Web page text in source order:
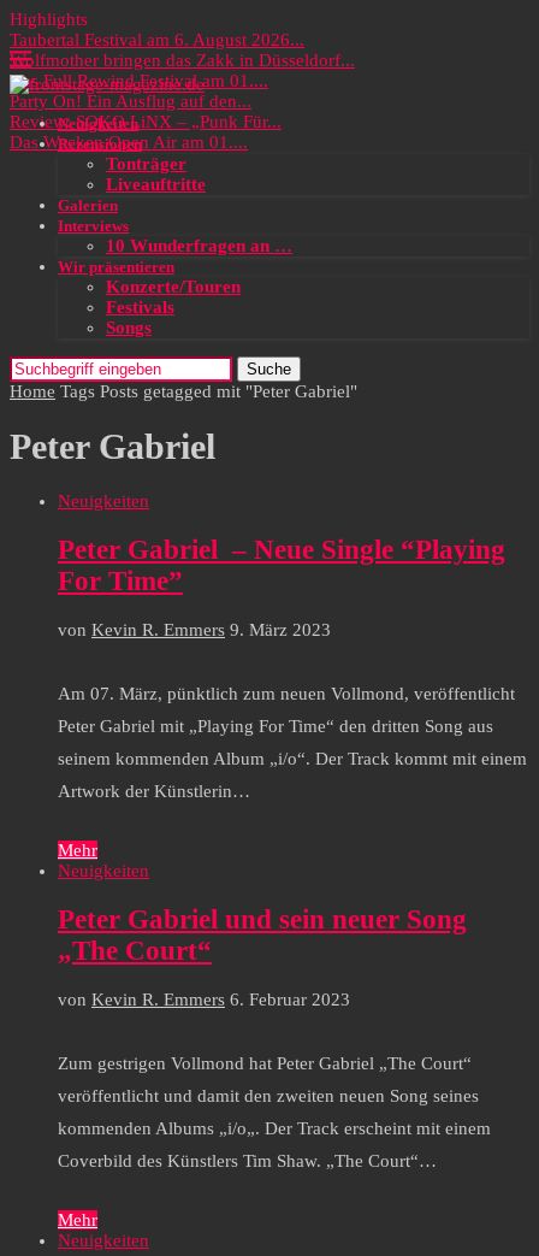
Highlights
Taubertal Festival am 6. August 2026...
Wolfmother bringen das Zakk in Düsseldorf...
Das Full Rewind Festival am 01....
Party On! Ein Ausflug auf den...
Review: SOKO LiNX – „Punk Für...
Das Wacken Open Air am 01....
Neuigkeiten
Rezensionen
Tonträger
Liveauftritte
Galerien
Interviews
10 Wunderfragen an …
Wir präsentieren
Konzerte/Touren
Festivals
Songs
Suche
Home Tags Posts getagged mit "Peter Gabriel"
Peter Gabriel
Neuigkeiten
Peter Gabriel – Neue Single “Playing
For Time”
von Kevin R. Emmers 9. März 2023
Am 07. März, pünktlich zum neuen Vollmond, veröffentlicht
Peter Gabriel mit „Playing For Time“ den dritten Song aus
seinem kommenden Album „i/o“. Der Track kommt mit einem
Artwork der Künstlerin…
Mehr
Neuigkeiten
Peter Gabriel und sein neuer Song
„The Court“
von Kevin R. Emmers 6. Februar 2023
Zum gestrigen Vollmond hat Peter Gabriel „The Court“
veröffentlicht und damit den zweiten neuen Song seines
kommenden Albums „i/o„. Der Track erscheint mit einem
Coverbild des Künstlers Tim Shaw. „The Court“…
Mehr
Neuigkeiten